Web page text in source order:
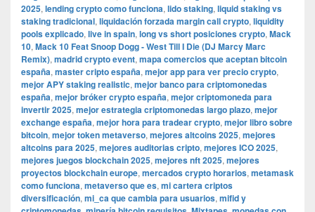
2025, lending crypto como funciona, lido staking, liquid staking vs
staking tradicional, liquidación forzada margin call crypto, liquidity
pools explicado, live in spain, long vs short posiciones crypto, Mack
10, Mack 10 Feat Snoop Dogg - West Till I Die (DJ Marcy Marc
Remix), madrid crypto event, mapa comercios que aceptan bitcoin
españa, master cripto españa, mejor app para ver precio crypto,
mejor APY staking realistic, mejor banco para criptomonedas
españa, mejor bróker crypto españa, mejor criptomoneda para
invertir 2025, mejor estrategia criptomonedas largo plazo, mejor
exchange españa, mejor hora para tradear crypto, mejor libro sobre
bitcoin, mejor token metaverso, mejores altcoins 2025, mejores
altcoins para 2025, mejores auditorias cripto, mejores ICO 2025,
mejores juegos blockchain 2025, mejores nft 2025, mejores
proyectos blockchain europe, mercados crypto horarios, metamask
como funciona, metaverso que es, mi cartera criptos
diversificación, mi_ca que cambia para usuarios, mifid y